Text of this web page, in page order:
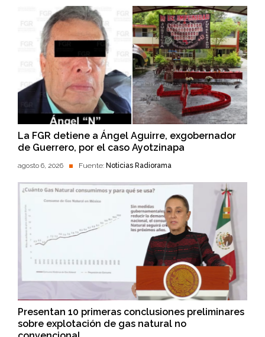
La FGR detiene a Ángel Aguirre, exgobernador
de Guerrero, por el caso Ayotzinapa
agosto 6, 2026 Fuente: Noticias Radiorama
Presentan 10 primeras conclusiones preliminares
sobre explotación de gas natural no